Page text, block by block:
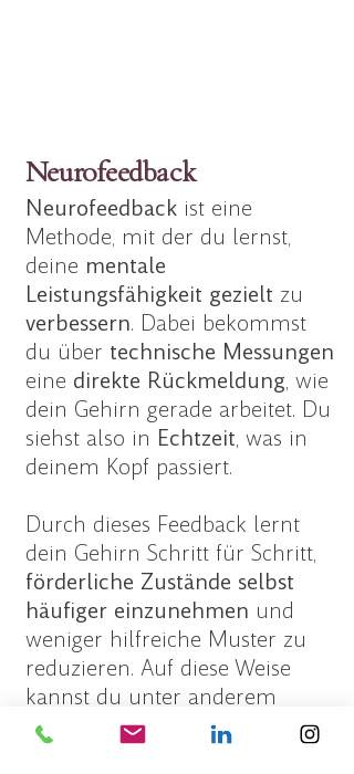
Neurofeedback
Neurofeedbackist eine
Methode, mit der du lernst,
deine mentale
Leistungsfähigkeit gezielt zu
verbessern. Dabei bekommst
du über technische Messungen
eine direkte Rückmeldung, wie
dein Gehirn gerade arbeitet. Du
siehst also in Echtzeit, was in
deinem Kopf passiert.
Durch dieses Feedback lernt
dein Gehirn Schritt für Schritt,
förderliche Zustände selbst
häufiger einzunehmen und
weniger hilfreiche Muster zu
reduzieren. Auf diese Weise
kannst du unter anderem
deine
Konzentration